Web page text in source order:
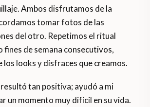
Ambos disfrutamos de la
tomar fotos de las
del otro. Repetimos el ritual
de semana consecutivos,
looks y disfraces que creamos.
tan positiva; ayudó a mi
un momento muy difícil en su vida.